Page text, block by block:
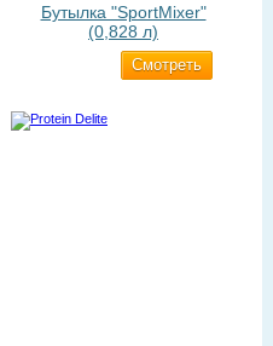
Бутылка "SportMixer"
(0,828 л)
Cмотреть